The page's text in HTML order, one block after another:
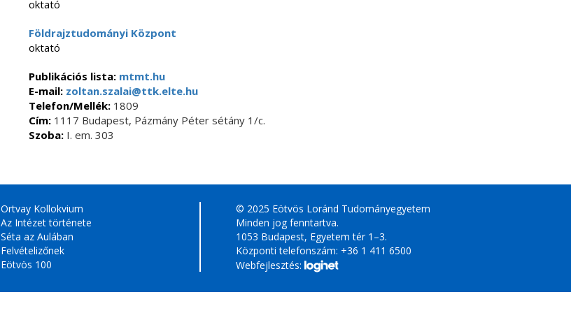
oktató
Földrajztudományi Központ
oktató
Publikációs lista: mtmt.hu
E-mail:zoltan.szalai@ttk.elte.hu
Telefon/Mellék:1809
Cím:1117 Budapest, Pázmány Péter sétány 1/c.
Szoba:I. em. 303
Ortvay Kollokvium
Az Intézet története
Séta az Aulában
Felvételizőnek
Eötvös 100
© 2025 Eötvös Loránd Tudományegyetem
Minden jog fenntartva.
1053 Budapest, Egyetem tér 1–3.
Központi telefonszám: +36 1 411 6500
Webfejlesztés: